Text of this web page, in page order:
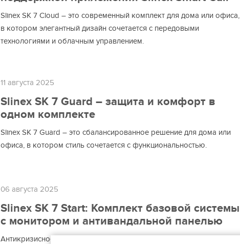
Slinex SK 7 Cloud – это современный комплект для дома или офиса,
в котором элегантный дизайн сочетается с передовыми
технологиями и облачным управлением.
11 августа 2025
Slinex SK 7 Guard – защита и комфорт в
одном комплекте
Slinex SK 7 Guard – это сбалансированное решение для дома или
офиса, в котором стиль сочетается с функциональностью.
06 августа 2025
Slinex SK 7 Start: Комплект базовой системы
с монитором и антивандальной панелью
Антикризисное предложение: базовый комплект от Slinex Slinex SK